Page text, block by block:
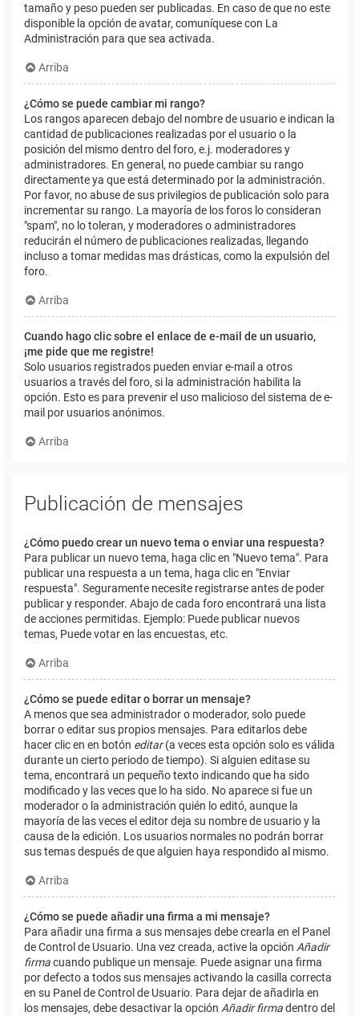
tamaño y peso pueden ser publicadas. En caso de que no este
disponible la opción de avatar, comuníquese con La
Administración para que sea activada.
Arriba
¿Cómo se puede cambiar mi rango?
Los rangos aparecen debajo del nombre de usuario e indican la
cantidad de publicaciones realizadas por el usuario o la
posición del mismo dentro del foro, e.j. moderadores y
administradores. En general, no puede cambiar su rango
directamente ya que está determinado por la administración.
Por favor, no abuse de sus privilegios de publicación solo para
incrementar su rango. La mayoría de los foros lo consideran
"spam", no lo toleran, y moderadores o administradores
reducirán el número de publicaciones realizadas, llegando
incluso a tomar medidas mas drásticas, como la expulsión del
foro.
Arriba
Cuando hago clic sobre el enlace de e-mail de un usuario,
¡me pide que me registre!
Solo usuarios registrados pueden enviar e-mail a otros
usuarios a través del foro, si la administración habilita la
opción. Esto es para prevenir el uso malicioso del sistema de e-
mail por usuarios anónimos.
Arriba
Publicación de mensajes
¿Cómo puedo crear un nuevo tema o enviar una respuesta?
Para publicar un nuevo tema, haga clic en "Nuevo tema". Para
publicar una respuesta a un tema, haga clic en "Enviar
respuesta". Seguramente necesite registrarse antes de poder
publicar y responder. Abajo de cada foro encontrará una lista
de acciones permitidas. Ejemplo: Puede publicar nuevos
temas, Puede votar en las encuestas, etc.
Arriba
¿Cómo se puede editar o borrar un mensaje?
A menos que sea administrador o moderador, solo puede
borrar o editar sus propios mensajes. Para editarlos debe
hacer clic en en botón editar(a veces esta opción solo es válida
durante un cierto periodo de tiempo). Si alguien editase su
tema, encontrará un pequeño texto indicando que ha sido
modificado y las veces que lo ha sido. No aparece si fue un
moderador o la administración quién lo editó, aunque la
mayoría de las veces el editor deja su nombre de usuario y la
causa de la edición. Los usuarios normales no podrán borrar
sus temas después de que alguien haya respondido al mismo.
Arriba
¿Cómo se puede añadir una firma a mi mensaje?
Para añadir una firma a sus mensajes debe crearla en el Panel
de Control de Usuario. Una vez creada, active la opción Añadir
firmacuando publique un mensaje. Puede asignar una firma
por defecto a todos sus mensajes activando la casilla correcta
en su Panel de Control de Usuario. Para dejar de añadirla en
los mensajes, debe desactivar la opción Añadir firmadentro del